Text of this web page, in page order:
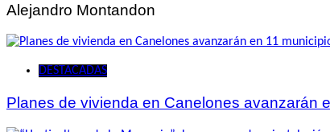
Alejandro Montandon
DESTACADAS
Planes de vivienda en Canelones avanzarán